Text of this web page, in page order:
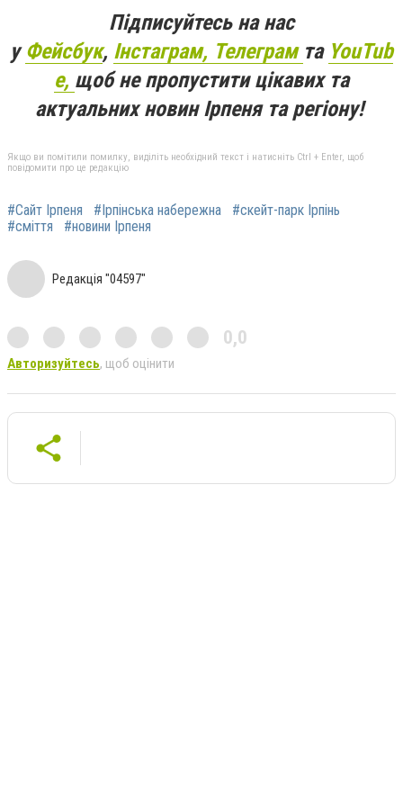
Підписуйтесь на нас
уФейсбук, Інстаграм, Телеграм та YouTub
e, щоб не пропустити цікавих та
актуальних новин Ірпеня та регіону!
Якщо ви помітили помилку, виділіть необхідний текст і натисніть Ctrl + Enter, щоб
повідомити про це редакцію
#Сайт Ірпеня #Ірпінська набережна
#скейт-парк Ірпінь
#сміття
#новини Ірпеня
Редакція "04597"
0,0
Авторизуйтесь, щоб оцінити